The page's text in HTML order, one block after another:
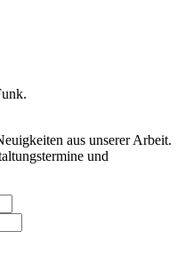
aus unserer Arbeit.
und